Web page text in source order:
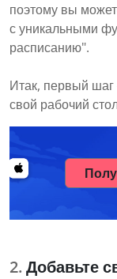
поэтому вы
с уникальными
расписанию".
Итак, первый шаг
свой рабочий
Добавьте